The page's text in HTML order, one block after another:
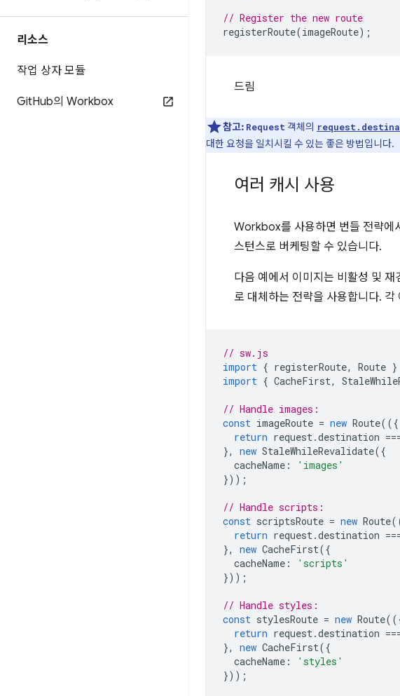
리소스
작업 상자 모듈
GitHub의 Workbox
// Register the new route
registerRoute(imageRoute);
드림
참고: Request 객체의
대한 요청을 일치시킬 수 있는 좋은 방법입니다.
여러 캐시 사용
Workbox를 사용하면 번들 전략에
스턴스로 버케팅할 수 있습니다.
다음 예에서 이미지는 비활성 및
로 대체하는 전략을 사용합니다. 각
// sw.js
import { registerRoute, Route }
import { CacheFirst,
// Handle images:
const imageRoute = new Route(({
return request.destination
},
new StaleWhileRevalidate({
cacheName :
'images'
}));
// Handle scripts:
const scriptsRoute = new Route
return request.destination
},
new CacheFirst({
cacheName :
'scripts'
}));
// Handle styles:
const stylesRoute = new Route
return request.destination
},
new CacheFirst({
cacheName :
'styles'
}));